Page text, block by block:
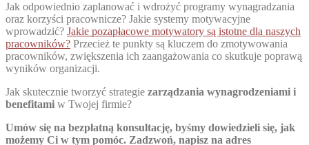
Jak odpowiednio zaplanować i wdrożyć programy wynagradzania
oraz korzyści pracownicze? Jakie systemy motywacyjne
wprowadzić? Jakie pozapłacowe motywatory są istotne dla naszych
pracowników? Przecież te punkty są kluczem do zmotywowania
pracowników, zwiększenia ich zaangażowania co skutkuje poprawą
wyników organizacji.
Jak skutecznie tworzyć strategie zarządzania wynagrodzeniami i
benefitami w Twojej firmie?
Umów się na bezpłatną konsultację, byśmy dowiedzieli się, jak
możemy Ci w tym pomóc. Zadzwoń, napisz na adres